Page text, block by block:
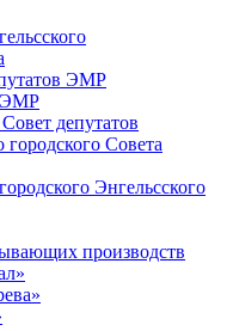
ЭМР
ЭМР
депутатов
городского Совета
Энгельсского
производств